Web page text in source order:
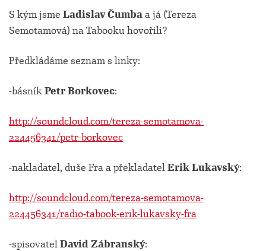
S kým jsme Ladislav Čumbaa já (Tereza
Semotamová) na Tabooku hovořili?
Předkládáme seznam s linky:
-básníkPetr Borkovec:
http://soundcloud.com/tereza-semotamova-
224456341/petr-borkovec
-nakladatel, duše Fra a překladatelErik Lukavský:
http://soundcloud.com/tereza-semotamova-
224456341/radio-tabook-erik-lukavsky-fra
-spisovatelDavid Zábranský: